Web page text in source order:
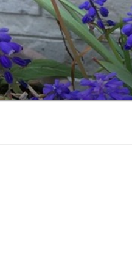
コ
ン
テ
ン
ツ
へ
ス